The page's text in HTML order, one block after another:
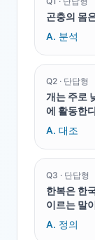
곤충의 몸
A. 분석
Q2 · 단답형
개는 주로
에 활동한
A. 대조
Q3 · 단답형
한복은 한
이르는 말
A. 정의